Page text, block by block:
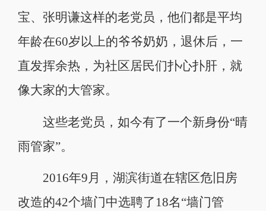
宝、张明谦这样的老党员，他们都是平均
年龄在60岁以上的爷爷奶奶，退休后，一
直发挥余热，为社区居民们扑心扑肝，就
像大家的大管家。
这些老党员，如今有了一个新身份“晴
雨管家”。
2016年9月，湖滨街道在辖区危旧房
改造的42个墙门中选聘了18名“墙门管